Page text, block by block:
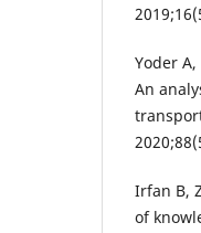
Yoder
An
Irfan B,
of